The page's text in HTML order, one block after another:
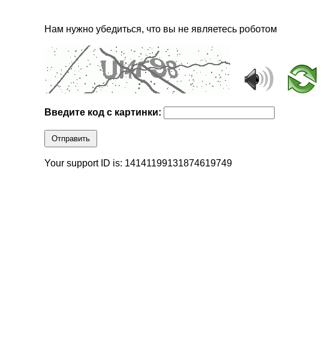
Нам нужно убедиться, что вы не являетесь роботом
Введите код с картинки:
Отправить
Your support ID is: 14141199131874619749